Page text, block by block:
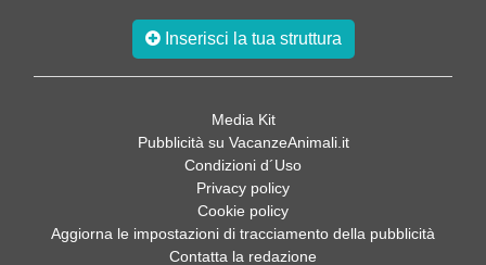
Inserisci la tua struttura
Media Kit
Pubblicità su VacanzeAnimali.it
Condizioni d´Uso
Privacy policy
Cookie policy
Aggiorna le impostazioni di tracciamento della pubblicità
Contatta la redazione